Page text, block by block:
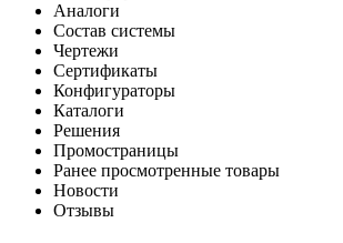
Аналоги
Состав системы
Чертежи
Сертификаты
Конфигураторы
Каталоги
Решения
Промостраницы
Ранее просмотренные товары
Новости
Отзывы